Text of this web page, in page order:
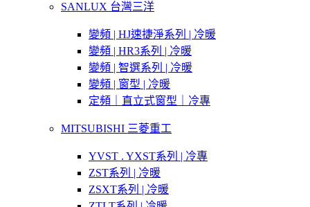
SANLUX 台灣三洋
變頻 | HJ速捷淨系列 | 冷暖
變頻 | HR3系列 | 冷暖
變頻 | 智選系列 | 冷暖
變頻 | 窗型 | 冷暖
定頻｜直立式窗型｜冷專
MITSUBISHI 三菱重工
YVST . YXST系列 | 冷專
ZST系列 | 冷暖
ZSXT系列 | 冷暖